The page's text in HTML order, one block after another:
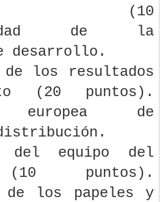
(10
de la
desarrollo.
de los resultados
(20 puntos).
europea de
del equipo del
(10 puntos).
de los papeles y